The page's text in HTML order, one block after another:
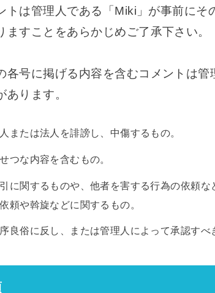
トは管理人である「Miki」が事前にそ
ますことをあらかじめご了承下さい。
各号に掲げる内容を含むコメントは管
あります。
または法人を誹謗し、中傷するもの。
つな内容を含むもの。
に関するものや、他者を害する行為の依頼
頼や斡旋などに関するもの。
良俗に反し、または管理人によって承認すべ